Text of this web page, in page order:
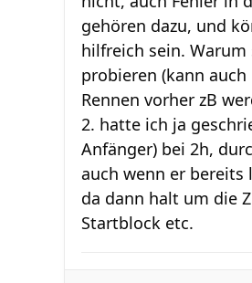
gehören dazu, und
hilfreich sein.
probieren (kann
Rennen vorher zB
2. hatte ich ja
Anfänger) bei 2h,
auch wenn er
da dann halt um die
Startblock etc.